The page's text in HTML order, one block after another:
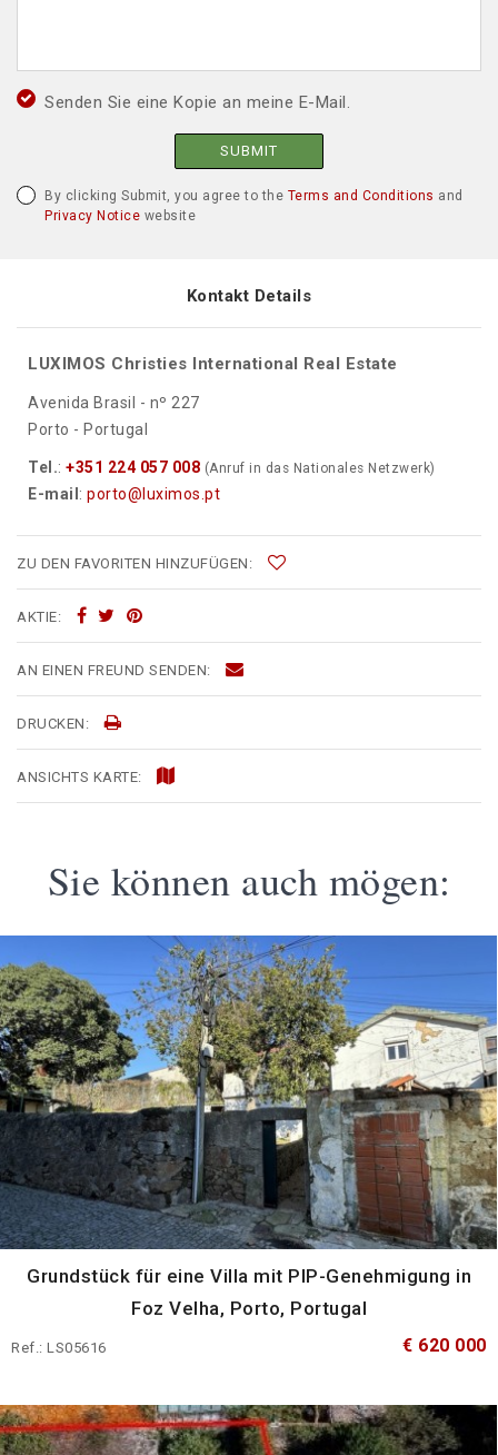
Senden Sie eine Kopie an meine E-Mail.
SUBMIT
By clicking Submit, you agree to the Terms and Conditions and
Privacy Notice website
Kontakt Details
LUXIMOS Christies International Real Estate
Avenida Brasil - nº 227
Porto - Portugal
Tel.: +351 224 057 008 (Anruf in das Nationales Netzwerk)
E-mail : porto@luximos.pt
ZU DEN FAVORITEN HINZUFÜGEN:
AKTIE:
AN EINEN FREUND SENDEN:
DRUCKEN:
ANSICHTS KARTE:
Sie können auch mögen:
Grundstück für eine Villa mit PIP-Genehmigung in
Foz Velha, Porto, Portugal
Ref.: LS05616 € 620 000